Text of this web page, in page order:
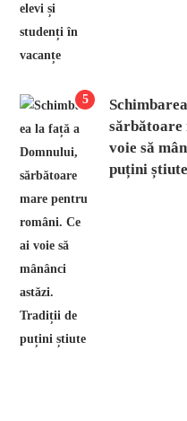
5
sărbătoare
voie să
puțini știute